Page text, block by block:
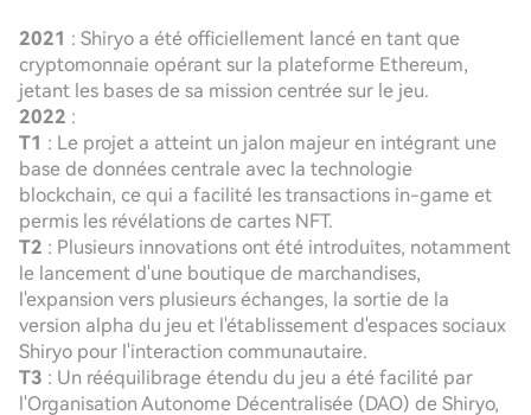
2021 : Shiryo a été officiellement lancé en tant que
cryptomonnaie opérant sur la plateforme Ethereum,
jetant les bases de sa mission centrée sur le jeu.
2022 :
T1 : Le projet a atteint un jalon majeur en intégrant une
base de données centrale avec la technologie
blockchain, ce qui a facilité les transactions in-game et
permis les révélations de cartes NFT.
T2 : Plusieurs innovations ont été introduites, notamment
le lancement d'une boutique de marchandises,
l'expansion vers plusieurs échanges, la sortie de la
version alpha du jeu et l'établissement d'espaces sociaux
Shiryo pour l'interaction communautaire.
T3 : Un rééquilibrage étendu du jeu a été facilité par
l'Organisation Autonome Décentralisée (DAO) de Shiryo,